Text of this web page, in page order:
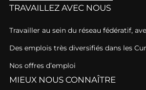
TRAVAILLEZ AVEC NOUS
Travailler au sein du réseau fédératif,
Des emplois très diversifiés dans les
Nos offres d’emploi
MIEUX NOUS CONNAÎTRE